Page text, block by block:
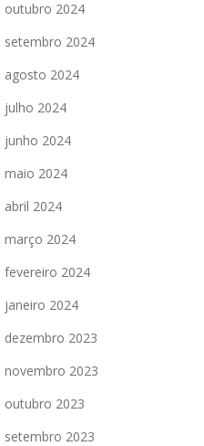
outubro 2024
setembro 2024
agosto 2024
julho 2024
junho 2024
maio 2024
abril 2024
março 2024
fevereiro 2024
janeiro 2024
dezembro 2023
novembro 2023
outubro 2023
setembro 2023